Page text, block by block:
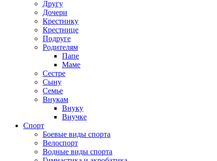
Другу
Дочери
Крестнику
Крестнице
Подруге
Родителям
Папе
Маме
Сестре
Сыну
Семье
Внукам
Внуку
Внучке
Спорт
Боевые виды спорта
Велоспорт
Водные виды спорта